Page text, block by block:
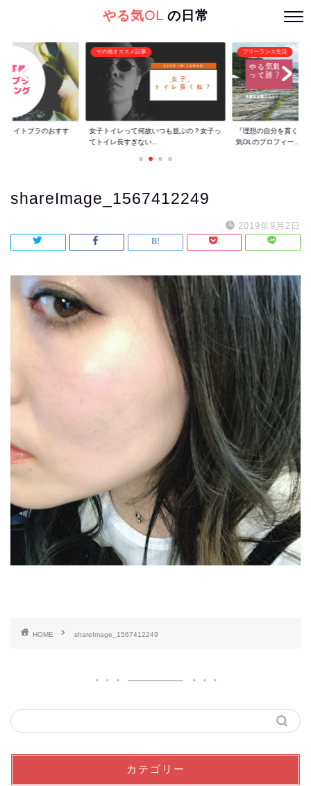
やる気OLの日常
ナイトブラのおすす
その他オススメ記事
女子トイレって何故いつも並ぶの？女子っ
てトイレ長すぎない...
フリーランス生活
『理想の自分を貫くた
気OLのプロフィー...
shareImage_1567412249
2019年9月2日
HOME shareImage_1567412249
カテゴリー